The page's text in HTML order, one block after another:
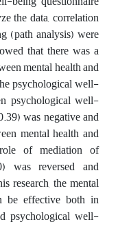
the data, correlation
(path analysis) were
that there was a
mental health and
psychological well-
psychological well-
was negative and
mental health and
of mediation of
was reversed and
research, the mental
be effective both in
psychological well-